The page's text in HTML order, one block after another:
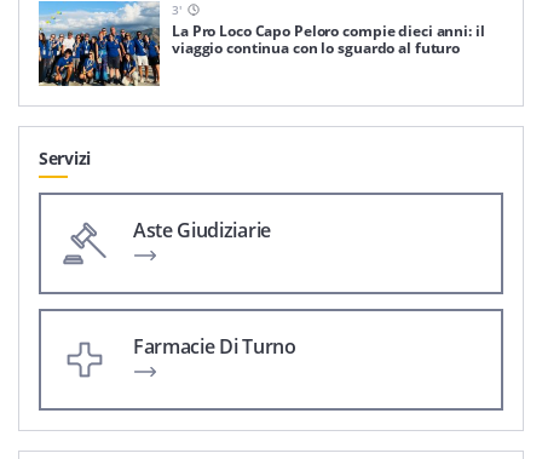
3'
La Pro Loco Capo Peloro compie dieci anni: il
viaggio continua con lo sguardo al futuro
Servizi
Aste Giudiziarie
Farmacie Di Turno